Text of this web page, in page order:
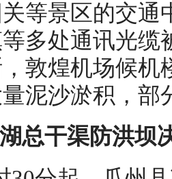
等景区的交通
多处通讯光缆
敦煌机场候机
泥沙淤积，
总干渠防洪坝